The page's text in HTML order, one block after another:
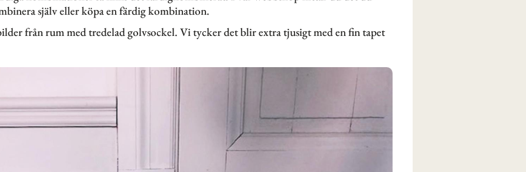
själv eller köpa en färdig kombination.
från rum med tredelad golvsockel. Vi tycker det blir extra tjusigt med en fin tapet